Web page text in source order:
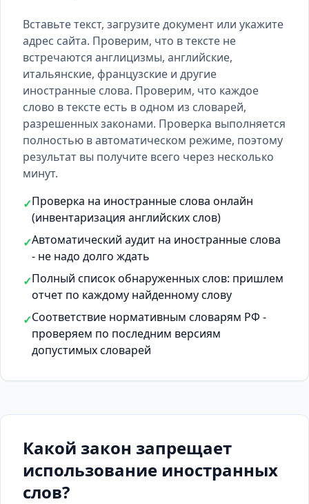
Вставьте текст, загрузите документ или укажите
адрес сайта. Проверим, что в тексте не
встречаются англицизмы, английские,
итальянские, французские и другие
иностранные слова. Проверим, что каждое
слово в тексте есть в одном из словарей,
разрешенных законами. Проверка выполняется
полностью в автоматическом режиме, поэтому
результат вы получите всего через несколько
минут.
✓Проверка на иностранные слова онлайн
(инвентаризация английских слов)
✓Автоматический аудит на иностранные слова
- не надо долго ждать
✓Полный список обнаруженных слов: пришлем
отчет по каждому найденному слову
✓Соответствие нормативным словарям РФ -
проверяем по последним версиям
допустимых словарей
Какой закон запрещает
использование иностранных
слов?